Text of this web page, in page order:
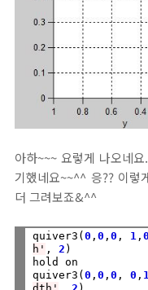
아하~~~ 요렇게 나오네
기했네요~~^^ 응?? 이렇
더 그려보죠&^^
quiver3(0 ,0 ,0 , 1 ,0
h' , 2 )
hold on
quiver3(0 ,0 ,0 , 0 ,